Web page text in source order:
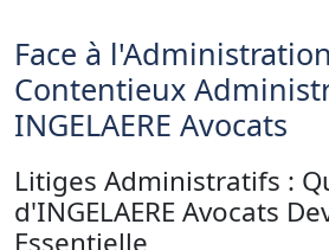
Face à
Contentieux
INGELAERE Avocats
Litiges Administratifs :
d'INGELAERE Avocats
Essentielle